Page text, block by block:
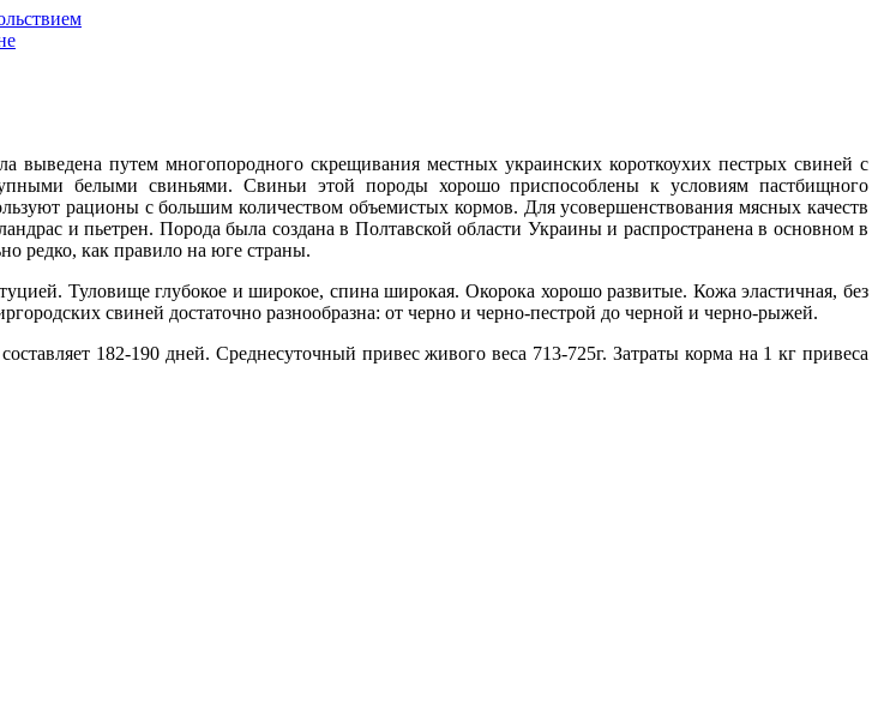
выведена путем многопородного скрещивания местных украинских короткоухих пестрых свиней с
белыми свиньями. Свиньи этой породы хорошо приспособлены к условиям пастбищного
рационы с большим количеством объемистых кормов. Для усовершенствования мясных качеств
и пьетрен. Порода была создана в Полтавской области Украины и распространена в основном в
редко, как правило на юге страны.
Туловище глубокое и широкое, спина широкая. Окорока хорошо развитые. Кожа эластичная, без
свиней достаточно разнообразна: от черно и черно-пестрой до черной и черно-рыжей.
182-190 дней. Среднесуточный привес живого веса 713-725г. Затраты корма на 1 кг привеса